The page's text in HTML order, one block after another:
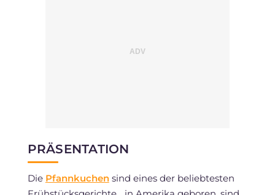
PRÄSENTATION
Die Pfannkuchensind eines der beliebtesten